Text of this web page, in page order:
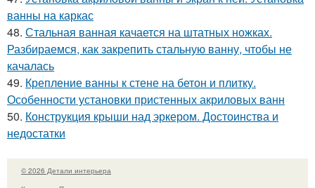
ванны на каркас
48. Стальная ванная качается на штатных ножках.
Разбираемся, как закрепить стальную ванну, чтобы не
качалась
49. Крепление ванны к стене на бетон и плитку.
Особенности установки пристенных акриловых ванн
50. Конструкция крыши над эркером. Достоинства и
недостатки
© 2026 Детали интерьера